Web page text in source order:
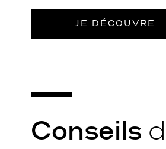
JE DÉCOUVRE
Conseils